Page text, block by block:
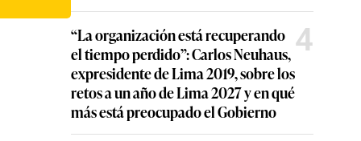
“La organización está recuperando
el tiempo perdido”: Carlos Neuhaus,
expresidente de Lima 2019, sobre los
retos a un año de Lima 2027 y en qué
más está preocupado el Gobierno
4